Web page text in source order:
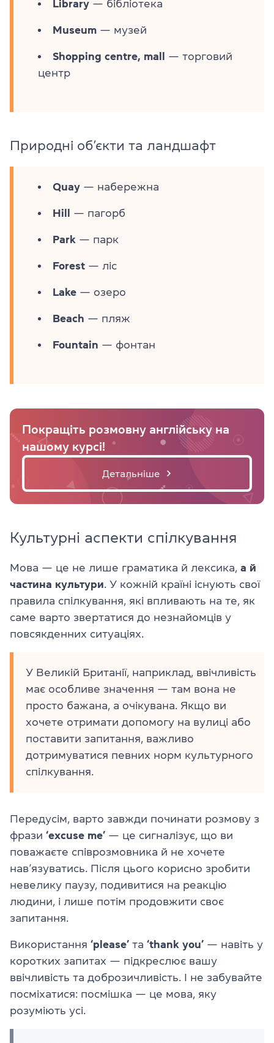
Library — бібліотека
Museum — музей
Shopping centre, mall
— торговий
центр
Природні об’єкти та ландшафт
Quay — набережна
Hill — пагорб
Park — парк
Forest — ліс
Lake — озеро
Beach — пляж
Fountain — фонтан
Покращіть розмовну англійську на
нашому курсі!
Детальніше
Культурні аспекти спілкування
Мова — це не лише граматика й лексика, а й
частина культури. У кожній країні існують свої
правила спілкування, які впливають на те, як
саме варто звертатися до незнайомців у
повсякденних ситуаціях.
У Великій Британії, наприклад, ввічливість
має особливе значення — там вона не
просто бажана, а очікувана. Якщо ви
хочете отримати допомогу на вулиці або
поставити запитання, важливо
дотримуватися певних норм культурного
спілкування.
Передусім, варто завжди починати розмову з
фрази ‘excuse me’ — це сигналізує, що ви
поважаєте співрозмовника й не хочете
нав’язуватись. Після цього корисно зробити
невелику паузу, подивитися на реакцію
людини, і лише потім продовжити своє
запитання.
Використання ‘please’ та ‘thank you’ — навіть у
коротких запитах — підкреслює вашу
ввічливість та доброзичливість. І не забувайте
посміхатися: посмішка — це мова, яку
розуміють усі.